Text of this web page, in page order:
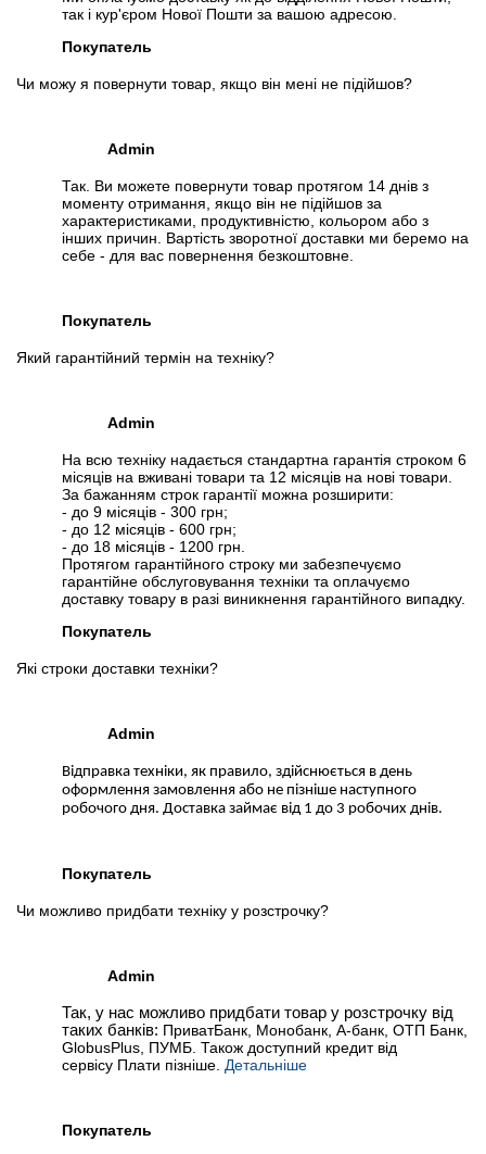
так і кур'єром Нової Пошти за вашою адресою.
Покупатель
Чи можу я повернути товар, якщо він мені не підійшов?
Admin
Так. Ви можете повернути товар протягом 14 днів з
моменту отримання, якщо він не підійшов за
характеристиками, продуктивністю, кольором або з
інших причин. Вартість зворотної доставки ми беремо на
себе - для вас повернення безкоштовне.
Покупатель
Який гарантійний термін на техніку?
Admin
На всю техніку надається стандартна гарантія строком 6
місяців на вживані товари та 12 місяців на нові товари.
За бажанням строк гарантії можна розширити:
- до 9 місяців - 300 грн;
- до 12 місяців - 600 грн;
- до 18 місяців - 1200 грн.
Протягом гарантійного строку ми забезпечуємо
гарантійне обслуговування техніки та оплачуємо
доставку товару в разі виникнення гарантійного випадку.
Покупатель
Які строки доставки техніки?
Admin
Відправка техніки, як правило, здійснюється в день
оформлення замовлення або не пізніше наступного
робочого дня. Доставка займає від 1 до 3 робочих днів.
Покупатель
Чи можливо придбати техніку у розстрочку?
Admin
Так, у нас можливо придбати товар у розстрочку від
таких банків: ПриватБанк, Монобанк, А-банк, ОТП Банк,
GlobusPlus, ПУМБ. Також доступний кредит від
сервісу Плати пізніше. Детальніше
Покупатель